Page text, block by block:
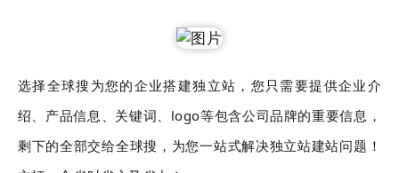
选择全球搜为您的企业搭建独立站，您只需要提供企业介
绍、产品信息、关键词、logo等包含公司品牌的重要信息，
剩下的全部交给全球搜，为您一站式解决独立站建站问题！